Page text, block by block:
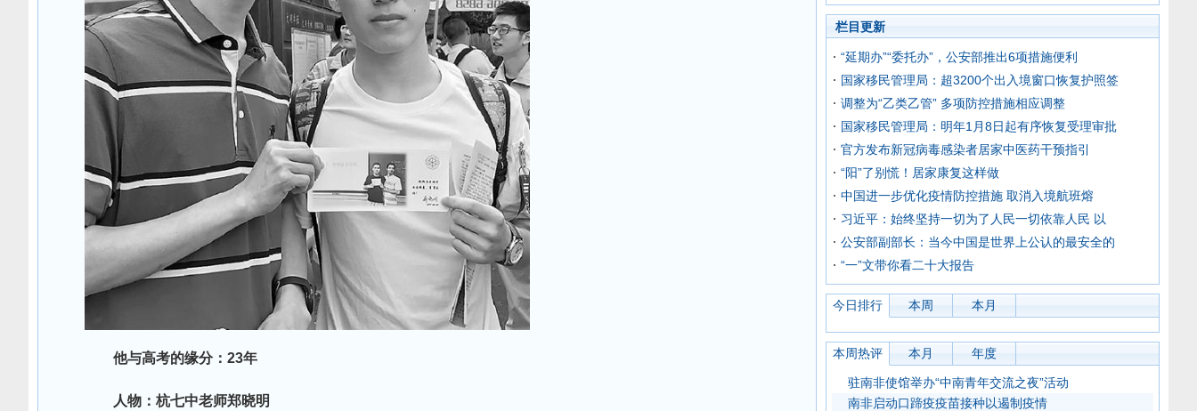
他与高考的缘分：23年
人物：杭七中老师郑晓明
栏目更新
“延期办”“委托办”，公安部推出6项措施便利
国家移民管理局：超3200个出入境窗口恢复护照签
调整为“乙类乙管” 多项防控措施相应调整
国家移民管理局：明年1月8日起有序恢复受理审批
官方发布新冠病毒感染者居家中医药干预指引
“阳”了别慌！居家康复这样做
中国进一步优化疫情防控措施 取消入境航班熔
习近平：始终坚持一切为了人民一切依靠人民 以
公安部副部长：当今中国是世界上公认的最安全的
“一”文带你看二十大报告
今日排行 本周 本月
本周热评 本月 年度
驻南非使馆举办“中南青年交流之夜”活动
南非启动口蹄疫疫苗接种以遏制疫情